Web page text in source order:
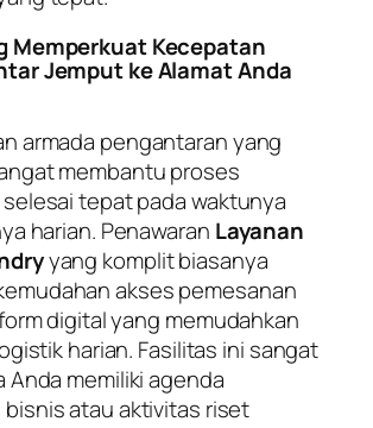
Memperkuat Kecepatan
Jemput ke Alamat Anda
armada pengantaran yang
membantu proses
tepat pada waktunya
harian. Penawaran Layanan
yang komplit biasanya
akses pemesanan
digital yang memudahkan
harian. Fasilitas ini sangat
Anda memiliki agenda
bisnis atau aktivitas riset